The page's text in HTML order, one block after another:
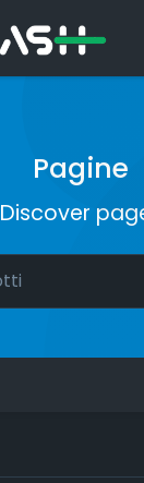
Pagine
Discover